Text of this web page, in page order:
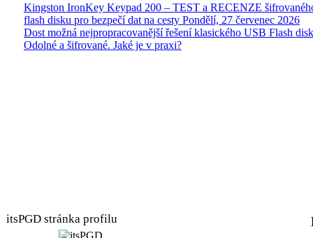
Kingston IronKey Keypad 200 – TEST a RECENZE
flash disku pro bezpečí dat na cesty Pondělí, 27 červenec 2026
Dost možná nejpropracovanější řešení klasického USB Flash
Odolné a šifrované. Jaké je v praxi?
itsPGD stránka profilu